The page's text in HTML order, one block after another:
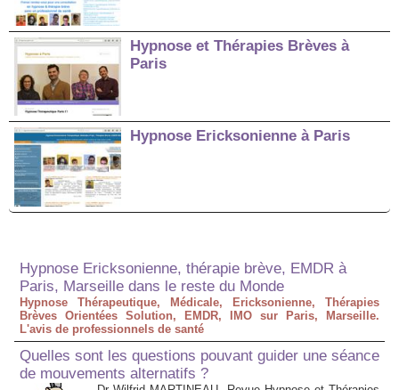
Hypnose et Thérapies Brèves à
Paris
Hypnose Ericksonienne à Paris
Hypnose Ericksonienne, thérapie brève, EMDR à
Paris, Marseille dans le reste du Monde
Hypnose Thérapeutique, Médicale, Ericksonienne, Thérapies
Brèves Orientées Solution, EMDR, IMO sur Paris, Marseille.
L'avis de professionnels de santé
Quelles sont les questions pouvant guider une séance
de mouvements alternatifs ?